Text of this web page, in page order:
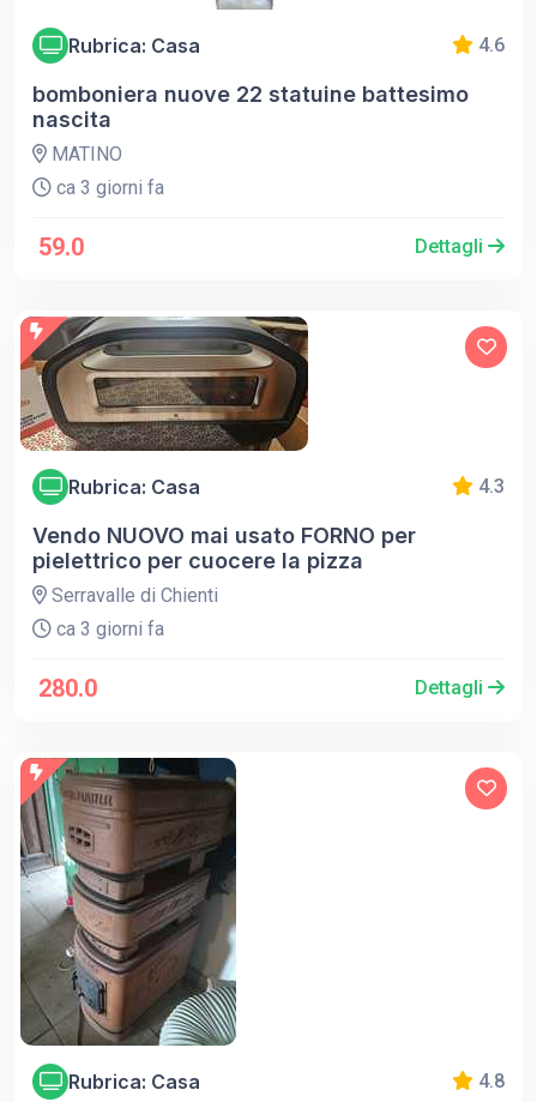
Rubrica: Casa 4.6
bomboniera nuove 22 statuine battesimo
nascita
MATINO
ca 3 giorni fa
59.0 Dettagli
Rubrica: Casa 4.3
Vendo NUOVO mai usato FORNO per
pielettrico per cuocere la pizza
Serravalle di Chienti
ca 3 giorni fa
280.0 Dettagli
Rubrica: Casa 4.8